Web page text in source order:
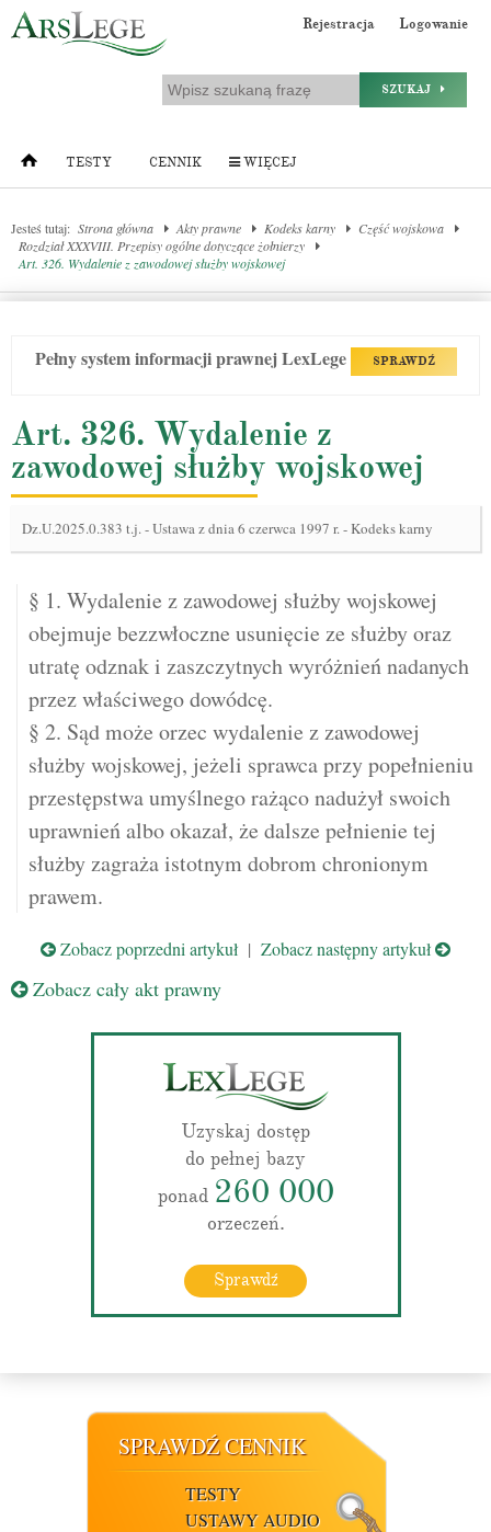
Rejestracja Logowanie
SZUKAJ
TESTY CENNIK WIĘCEJ
Jesteś tutaj: Strona główna Akty prawne Kodeks karny
Część wojskowa
Rozdział XXXVIII. Przepisy ogólne dotyczące żołnierzy
Art. 326. Wydalenie z zawodowej służby wojskowej
Pełny system informacji prawnej LexLege SPRAWDŹ
Art. 326. Wydalenie z
zawodowej służby wojskowej
Dz.U.2025.0.383 t.j.-Ustawa z dnia 6 czerwca 1997 r. - Kodeks karny
§ 1. Wydalenie z zawodowej służby wojskowej
obejmuje bezzwłoczne usunięcie ze służby oraz
utratę odznak i zaszczytnych wyróżnień nadanych
przez właściwego dowódcę.
§ 2. Sąd może orzec wydalenie z zawodowej
służby wojskowej, jeżeli sprawca przy popełnieniu
przestępstwa umyślnego rażąco nadużył swoich
uprawnień albo okazał, że dalsze pełnienie tej
służby zagraża istotnym dobrom chronionym
prawem.
Zobacz poprzedni artykuł | Zobacz następny artykuł
Zobacz cały akt prawny
Uzyskaj dostęp
do pełnej bazy
ponad 260 000
orzeczeń.
Sprawdź
SPRAWDŹ CENNIK
TESTY
USTAWY AUDIO